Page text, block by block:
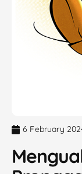
6 February